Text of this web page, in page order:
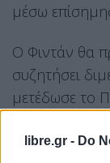
libre.gr - Do
μέσω
Ο Φιντάν θα
συζητήσει
μετέδωσε το
Regarding the
Foreign Affairs